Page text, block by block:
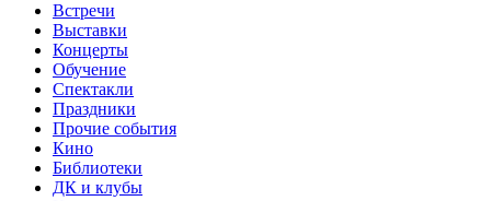
Встречи
Выставки
Концерты
Обучение
Спектакли
Праздники
Прочие события
Кино
Библиотеки
ДК и клубы